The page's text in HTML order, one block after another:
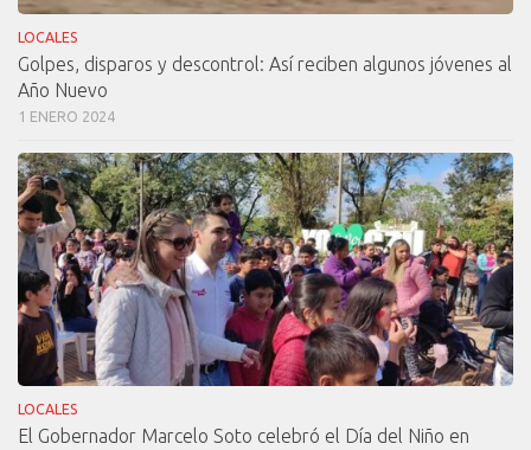
LOCALES
Golpes, disparos y descontrol: Así reciben algunos jóvenes al
Año Nuevo
1 ENERO 2024
LOCALES
El Gobernador Marcelo Soto celebró el Día del Niño en